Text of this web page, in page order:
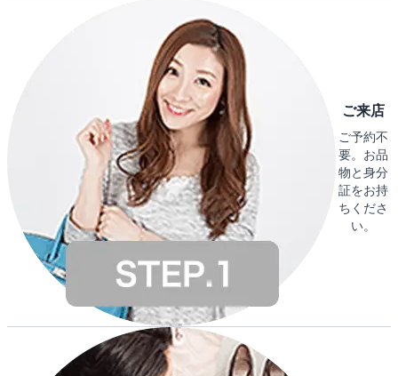
ご来店
ご予約不
要。お品
物と身分
証をお持
ちくださ
い。